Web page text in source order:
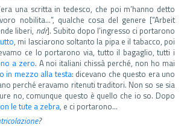
una scritta in tedesco, che poi m’hanno detto
nobilita…”, qualche cosa del genere [“Arbeit
liberi, ndr]. Subito dopo l’ingresso ci portarono
, mi lasciarono soltanto la pipa e il tabacco, poi
ce lo portarono via, tutto il bagaglio, tutti i
a zero. A noi italiani chissà perché, non ho mai
in mezzo alla testa: dicevano che questo era uno
perché eravamo ritenuti traditori. Non so se sia
no, comunque questo è quello che io so. Dopo
le tute a zebra, e ci portarono…
?